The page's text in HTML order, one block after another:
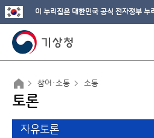
이 누리집은 대한민국 공식 전자정부 누
참여·소통 소통
토론
자유토론